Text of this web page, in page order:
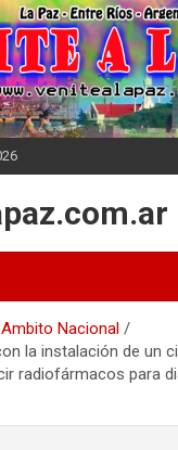
Ambito Nacional
la instalación de un
radiofármacos para